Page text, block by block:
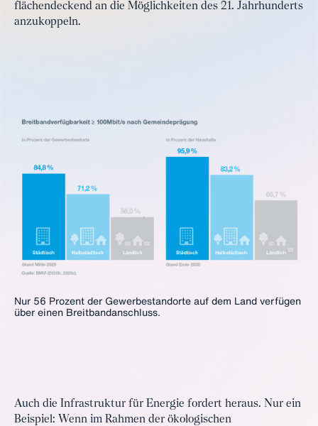
flächendeckend an die Möglichkeiten des 21. Jahrhunderts
anzukoppeln.
Nur 56 Prozent der Gewerbestandorte auf dem Land verfügen
über einen Breitbandanschluss.
Auch die Infrastruktur für Energie fordert heraus. Nur ein
Beispiel: Wenn im Rahmen der ökologischen